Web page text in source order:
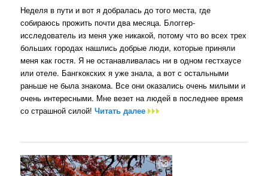
Неделя в пути и вот я добралась до того места, где
собираюсь прожить почти два месяца. Блоггер-
исследователь из меня уже никакой, потому что во всех трех
больших городах нашлись добрые люди, которые приняли
меня как гостя. Я не останавливалась ни в одном гестхаусе
или отеле. Бангкокских я уже знала, а вот с остальными
раньше не была знакома. Все они оказались очень милыми и
очень интересными. Мне везет на людей в последнее время
со страшной силой!Читать далее